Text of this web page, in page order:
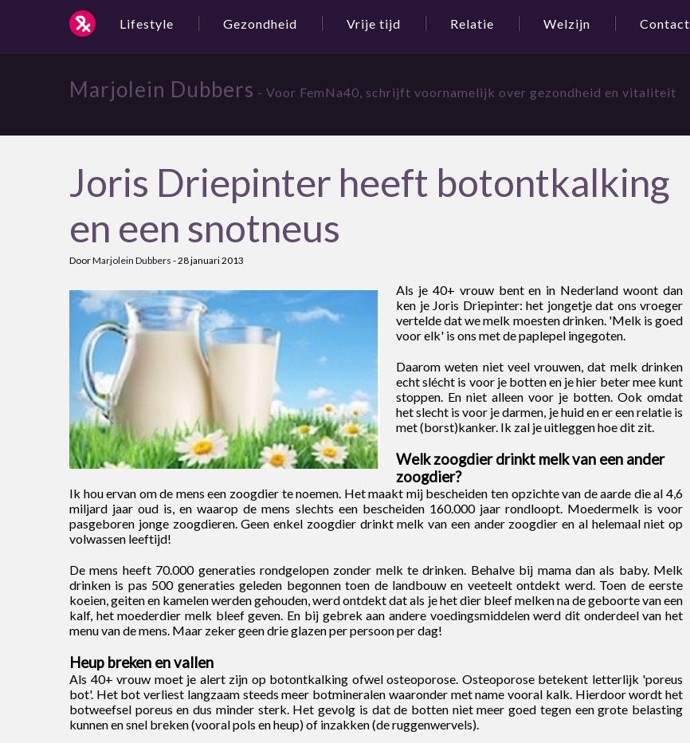
Lifestyle Gezondheid Vrije tijd Relatie Welzijn Contact
Marjolein Dubbers - Voor FemNa40, schrijft voornamelijk over gezondheid en vitaliteit
Joris Driepinter heeft botontkalking
en een snotneus
DoorMarjolein Dubbers -28 januari 2013
Als je 40+ vrouw bent en in Nederland woont dan
ken je Joris Driepinter: het jongetje dat ons vroeger
vertelde dat we melk moesten drinken. 'Melk is goed
voor elk' is ons met de paplepel ingegoten.
Daarom weten niet veel vrouwen, dat melk drinken
echt slécht is voor je botten en je hier beter mee kunt
stoppen. En niet alleen voor je botten. Ook omdat
het slecht is voor je darmen, je huid en er een relatie is
met (borst)kanker. Ik zal je uitleggen hoe dit zit.
Welk zoogdier drinkt melk van een ander
zoogdier?
Ik hou ervan om de mens een zoogdier te noemen. Het maakt mij bescheiden ten opzichte van de aarde die al 4,6
miljard jaar oud is, en waarop de mens slechts een bescheiden 160.000 jaar rondloopt. Moedermelk is voor
pasgeboren jonge zoogdieren. Geen enkel zoogdier drinkt melk van een ander zoogdier en al helemaal niet op
volwassen leeftijd!
De mens heeft 70.000 generaties rondgelopen zonder melk te drinken. Behalve bij mama dan als baby. Melk
drinken is pas 500 generaties geleden begonnen toen de landbouw en veeteelt ontdekt werd. Toen de eerste
koeien, geiten en kamelen werden gehouden, werd ontdekt dat als je het dier bleef melken na de geboorte van een
kalf, het moederdier melk bleef geven. En bij gebrek aan andere voedingsmiddelen werd dit onderdeel van het
menu van de mens. Maar zeker geen drie glazen per persoon per dag!
Heup breken en vallen
Als 40+ vrouw moet je alert zijn op botontkalking ofwel osteoporose. Osteoporose betekent letterlijk 'poreus
bot'. Het bot verliest langzaam steeds meer botmineralen waaronder met name vooral kalk. Hierdoor wordt het
botweefsel poreus en dus minder sterk. Het gevolg is dat de botten niet meer goed tegen een grote belasting
kunnen en snel breken (vooral pols en heup) of inzakken (de ruggenwervels).